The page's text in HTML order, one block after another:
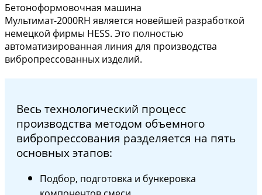
Бетоноформовочная машина
Мультимат-2000RH является новейшей разработкой
немецкой фирмы HESS. Это полностью
автоматизированная линия для производства
вибропрессованных изделий.
Весь технологический процесс
производства методом объемного
вибропрессования разделяется на пять
основных этапов:
Подбор, подготовка и бункеровка